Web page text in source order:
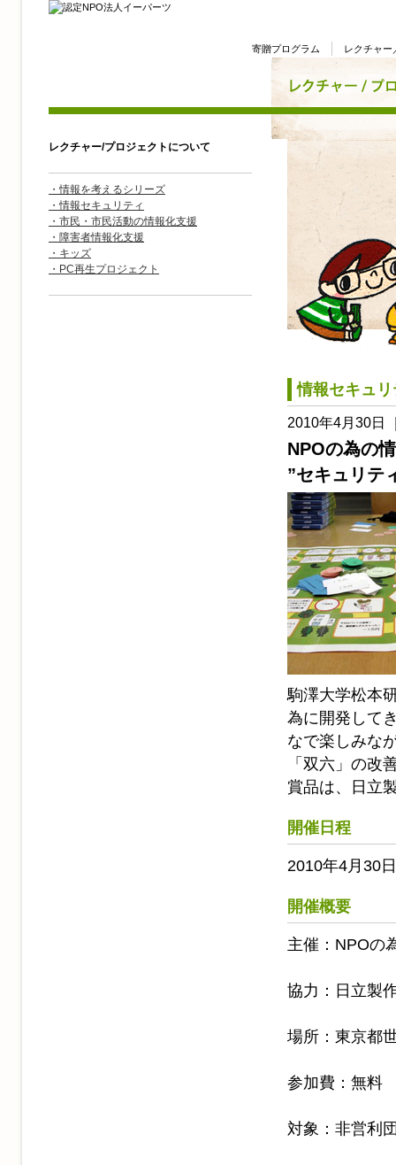
寄贈プログラム レクチャー
情報セキュ
2010年4月30日
NPOの為の
”セキュリテ
駒澤大学松本
為に開発して
なで楽しみな
「双六」の改
賞品は、日立
開催日程
2010年4月30
開催概要
主催：NPOの
協力：日立製
場所：東京都
参加費：無料
対象：非営利
レクチャー/プロジェクトについて
・情報を考えるシリーズ
・情報セキュリティ
・市民・市民活動の情報化支援
・障害者情報化支援
・キッズ
・PC再生プロジェクト